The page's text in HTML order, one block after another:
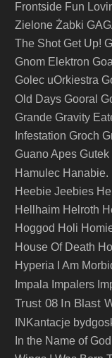
Frontside Fun
Zielone Żabki
The Shot Get Up!
Gnom Elektron
Golec uOrkiestra
Old Days Gooral
Grande Gravity
Infestation Groch
Guano Apes Gutek
Hamulec Hanabie.
Heebie Jeebies
Hellhaim Helroth
Hoggod Holi
House Of Death
Hyperia
I Am
Impala Impalers
Trust 08 In Blast
INKantacje
In the Name of God